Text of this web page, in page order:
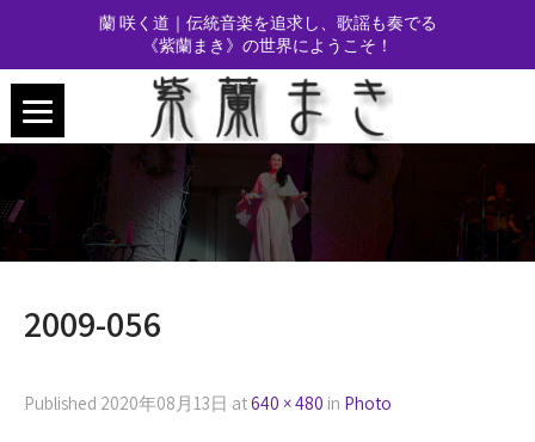
蘭 咲く道｜伝統音楽を追求し、歌謡も奏でる
《紫蘭まき》の世界にようこそ！
2009-056
Published 2020年08月13日 at640 × 480 in Photo